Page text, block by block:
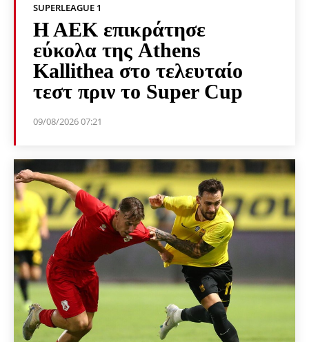
SUPERLEAGUE 1
Η ΑΕΚ επικράτησε
εύκολα της Athens
Kallithea στο τελευταίο
τεστ πριν το Super Cup
09/08/2026 07:21